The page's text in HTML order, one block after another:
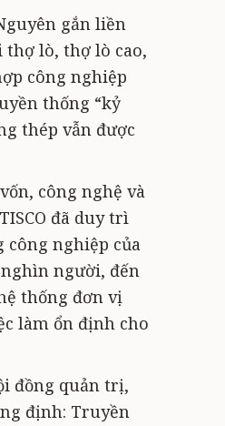
gắn liền
lò, thợ lò cao,
công nghiệp
thống “kỷ
thép vẫn được
công nghệ và
đã duy trì
công nghiệp của
người, đến
thống đơn vị
làm ổn định cho
đồng quản trị,
định: Truyền